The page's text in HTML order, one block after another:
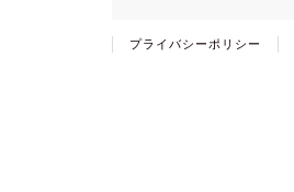
プライバシーポリシー